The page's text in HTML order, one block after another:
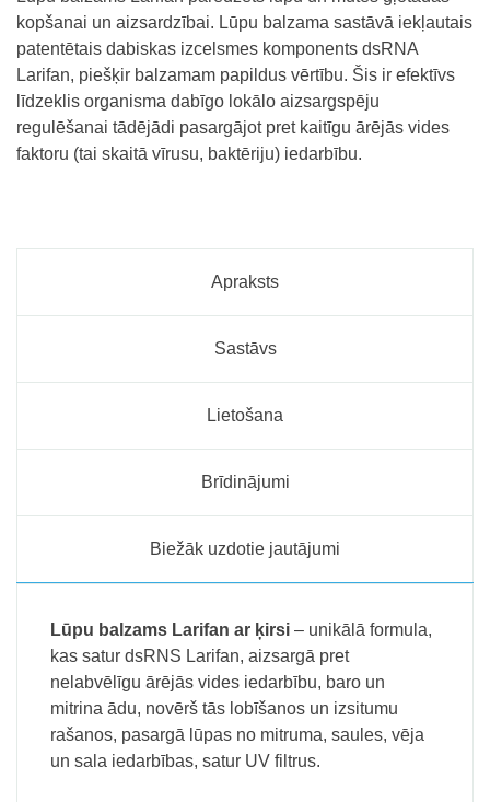
kopšanai un aizsardzībai. Lūpu balzama sastāvā iekļautais
patentētais dabiskas izcelsmes komponents dsRNA
Larifan, piešķir balzamam papildus vērtību. Šis ir efektīvs
līdzeklis organisma dabīgo lokālo aizsargspēju
regulēšanai tādējādi pasargājot pret kaitīgu ārējās vides
faktoru (tai skaitā vīrusu, baktēriju) iedarbību.
Apraksts
Sastāvs
Lietošana
Brīdinājumi
Biežāk uzdotie jautājumi
Lūpu balzams Larifan ar ķirsi – unikālā formula,
kas satur dsRNS Larifan, aizsargā pret
nelabvēlīgu ārējās vides iedarbību, baro un
mitrina ādu, novērš tās lobīšanos un izsitumu
rašanos, pasargā lūpas no mitruma, saules, vēja
un sala iedarbības, satur UV filtrus.